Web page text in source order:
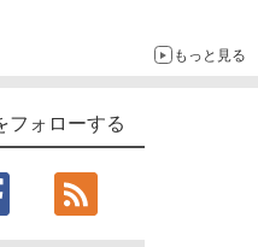
もっと見る
フォローする